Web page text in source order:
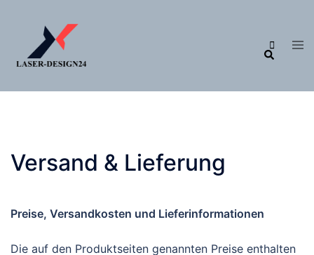
springen
Suche
Versand & Lieferung
Preise, Versandkosten und Lieferinformationen
Die auf den Produktseiten genannten Preise enthalten